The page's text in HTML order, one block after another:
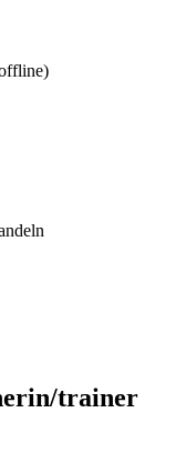
trainer